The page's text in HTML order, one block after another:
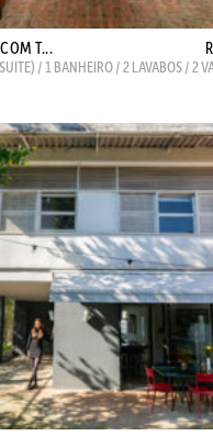
T...
/ 1 BANHEIRO / 2 LAVABOS / 2